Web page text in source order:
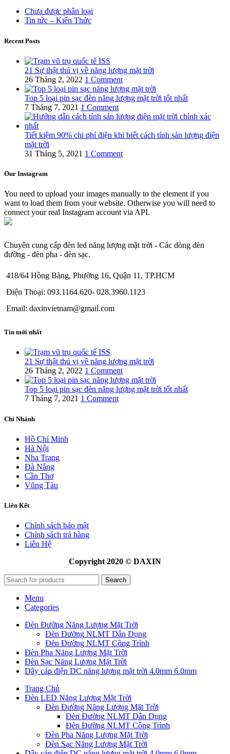
Chưa được phân loại
Tin tức – Kiến Thức
Recent Posts
21 Sự thật thú vị về năng lượng mặt trời
26 Tháng 2, 2022 1 Comment
Top 5 loại pin sạc đèn năng lượng mặt trời tốt nhất
7 Tháng 7, 2021 1 Comment
Tiết kiệm 90% chi phí điện khi biết cách tính sản lượng điện
mặt trời
31 Tháng 5, 2021 1 Comment
Our Instagram
You need to upload your images manually to the element if you
want to load them from your website. Otherwise you will need to
connect your real Instagram account via API.
Chuyên cung cấp đèn led năng lượng mặt trời - Các dòng đèn
đường - đèn pha - đèn sạc.
418/64 Hồng Bàng, Phường 16, Quận 11, TP.HCM
Điện Thoại: 093.1164.620- 028.3960.1123
Email: daxinvietnam@gmail.com
Tin mới nhất
21 Sự thật thú vị về năng lượng mặt trời
26 Tháng 2, 2022 1 Comment
Top 5 loại pin sạc đèn năng lượng mặt trời tốt nhất
7 Tháng 7, 2021 1 Comment
Chi Nhánh
Hồ Chí Minh
Hà Nội
Nha Trang
Đà Nẵng
Cần Thơ
Vũng Tàu
Liên Kết
Chính sách bảo mật
Chính sách trả hàng
Liên Hệ
Copyright 2020 © DAXIN
Search
Menu
Categories
Đèn Đường Năng Lượng Mặt Trời
Đèn Đường NLMT Dân Dụng
Đèn Đường NLMT Công Trình
Đèn Pha Năng Lượng Mặt Trời
Đèn Sạc Năng Lượng Mặt Trời
Dây cáp điện DC năng lượng mặt trời 4.0mm 6.0mm
Trang Chủ
Đèn LED Năng Lượng Mặt Trời
Đèn Đường Năng Lượng Mặt Trời
Đèn Đường NLMT Dân Dụng
Đèn Đường NLMT Công Trình
Đèn Pha Năng Lượng Mặt Trời
Đèn Sạc Năng Lượng Mặt Trời